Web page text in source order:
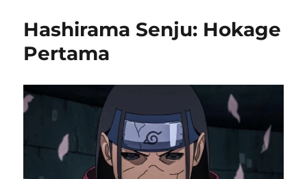
Hashirama Senju: Hokage
Pertama